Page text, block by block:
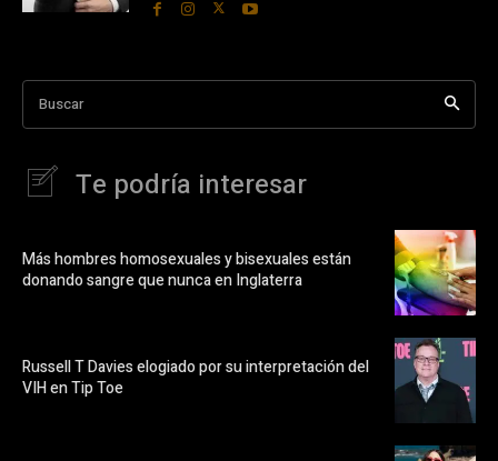
Buscar
Te podría interesar
Más hombres homosexuales y bisexuales están
donando sangre que nunca en Inglaterra
Russell T Davies elogiado por su interpretación del
VIH en Tip Toe